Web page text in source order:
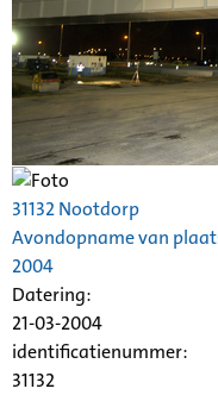
31132 Nootdorp
Avondopname van
2004
Datering:
21-03-2004
identificatienummer:
31132